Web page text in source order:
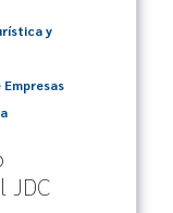
y
JDC